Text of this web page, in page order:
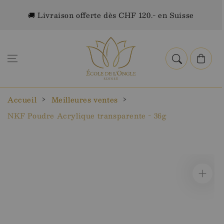
contenu🚚 Livraison offerte dès CHF 120.- en Suisse
Panier
Accueil
Meilleures ventes
NKF Poudre Acrylique transparente - 36g